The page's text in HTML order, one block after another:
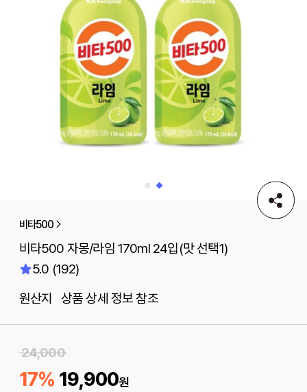
비타500
비타500 자몽/라임 170ml 24입(맛 선택1)
5.0 (192)
원산지 상품 상세 정보 참조
24,000
17% 19,900원